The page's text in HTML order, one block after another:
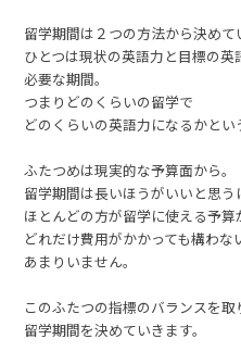
留学期間は２つの方法から決めて
ひとつは現状の英語力と目標の
必要な期間。
つまりどのくらいの留学で
どのくらいの英語力になるかとい
ふたつめは現実的な予算面から。
留学期間は長いほうがいいと思う
ほとんどの方が留学に使える予算
どれだけ費用がかかっても構わな
あまりいません。
このふたつの指標のバランスを取
留学期間を決めていきます。